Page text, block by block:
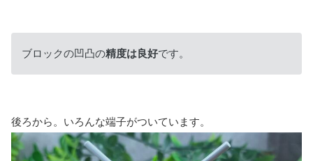
ブロックの凹凸の精度は良好です。
後ろから。いろんな端子がついています。